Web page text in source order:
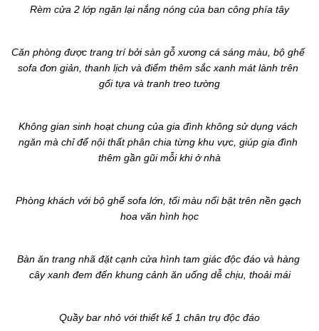
Rèm cửa 2 lớp ngăn lại nắng nóng của ban công phía tây
Căn phòng được trang trí bởi sàn gỗ xương cá sáng màu, bộ ghế
sofa đơn giản, thanh lịch và điểm thêm sắc xanh mát lành trên
gối tựa và tranh treo tường
Không gian sinh hoạt chung của gia đình không sử dụng vách
ngăn mà chỉ để nội thất phân chia từng khu vực, giúp gia đình
thêm gần gũi mỗi khi ở nhà
Phòng khách với bộ ghế sofa lớn, tối màu nổi bật trên nền gạch
hoa văn hình học
Bàn ăn trang nhã đặt cạnh cửa hình tam giác độc đáo và hàng
cây xanh đem đến khung cảnh ăn uống dễ chịu, thoải mái
Quầy bar nhỏ với thiết kế 1 chân trụ độc đáo